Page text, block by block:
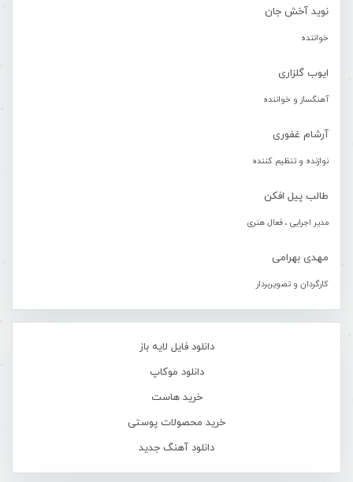
نوید آخش جان
خواننده
ایوب گلزاری
آهنگساز و خواننده
آرشام غفوری
نوازنده و تنظیم کننده
طالب پیل افکن
مدیر اجرایی ، فعال هنری
مهدی بهرامی
کارگردان و تصویربردار
دانلود فایل لایه باز
دانلود موکاپ
خرید هاست
خرید محصولات پوستی
دانلود آهنگ جدید